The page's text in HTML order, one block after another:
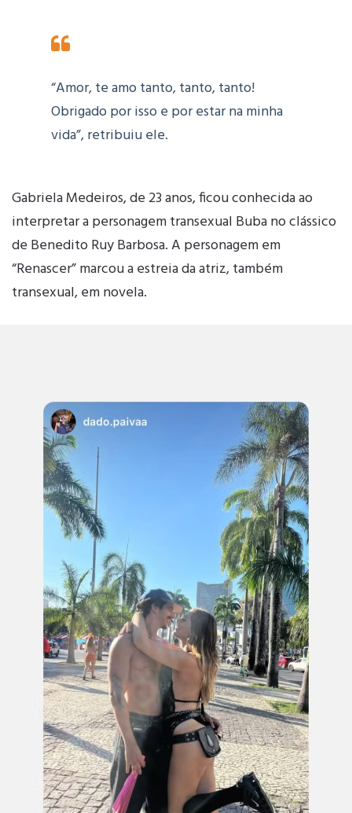
“Amor, te amo tanto, tanto, tanto!
Obrigado por isso e por estar na minha
vida”, retribuiu ele.
Gabriela Medeiros, de 23 anos, ficou conhecida ao
interpretar a personagem transexual Buba no clássico
de Benedito Ruy Barbosa. A personagem em
“Renascer” marcou a estreia da atriz, também
transexual, em novela.